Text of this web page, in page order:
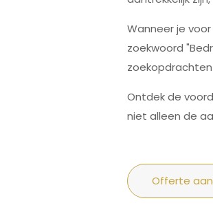
Wanneer je
zoekwoord
Ontdek de
niet alleen de
Offerte